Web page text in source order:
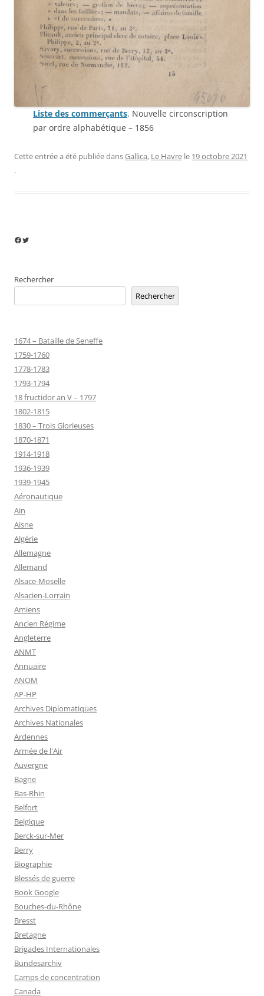
Liste des commerçants. Nouvelle circonscription
par ordre alphabétique – 1856
Cette entrée a été publiée dansGallica, Le Havre le 19 octobre 2021
.
Facebook
Twitter
Rechercher
Rechercher
1674 – Bataille de Seneffe
1759-1760
1778-1783
1793-1794
18 fructidor an V – 1797
1802-1815
1830 – Trois Glorieuses
1870-1871
1914-1918
1936-1939
1939-1945
Aéronautique
Ain
Aisne
Algérie
Allemagne
Allemand
Alsace-Moselle
Alsacien-Lorrain
Amiens
Ancien Régime
Angleterre
ANMT
Annuaire
ANOM
AP-HP
Archives Diplomatiques
Archives Nationales
Ardennes
Armée de l'Air
Auvergne
Bagne
Bas-Rhin
Belfort
Belgique
Berck-sur-Mer
Berry
Biographie
Blessés de guerre
Book Google
Bouches-du-Rhône
Bresst
Bretagne
Brigades Internationales
Bundesarchiv
Camps de concentration
Canada